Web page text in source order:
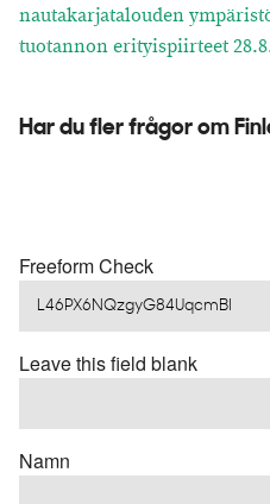
nautakarjatalouden
tuotannon erityispiirteet
Har du fler frågor om
Freeform Check
Leave this field blank
Namn